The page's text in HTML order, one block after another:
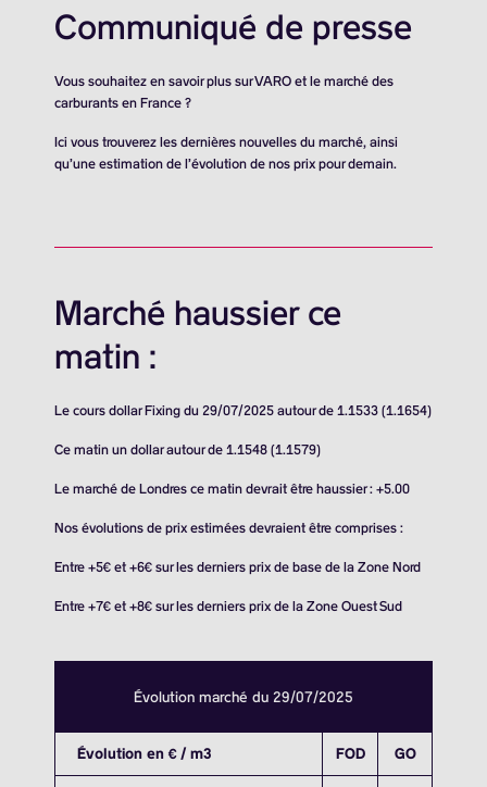
Communiqué de presse
Vous souhaitez en savoir plus sur VARO et le marché des
carburants en France ?
Ici vous trouverez les dernières nouvelles du marché, ainsi
qu’une estimation de l’évolution de nos prix pour demain.
Marché haussier ce
matin :
Le cours dollar Fixing du 29/07/2025 autour de 1.1533 (1.1654)
Ce matin un dollar autour de 1.1548 (1.1579)
Le marché de Londres ce matin devrait être haussier : +5.00
Nos évolutions de prix estimées devraient être comprises :
Entre +5€ et +6€ sur les derniers prix de base de la Zone Nord
Entre +7€ et +8€ sur les derniers prix de la Zone Ouest Sud
Évolution marché du 29/07/2025
Évolution en € / m3 FOD GO